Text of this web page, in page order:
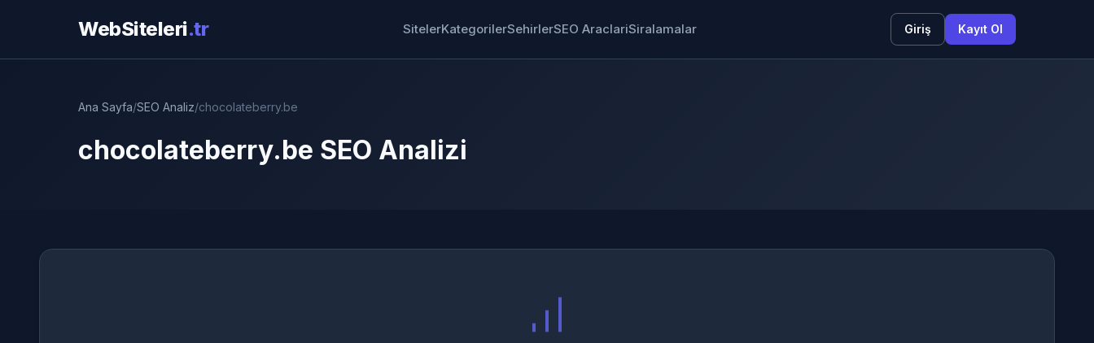
WebSiteleri.tr SitelerKategorilerSehirlerSEO AraclariSiralamalar Giriş Kayıt Ol
Ana Sayfa/SEO Analiz/chocolateberry.be
chocolateberry.be SEO Analizi